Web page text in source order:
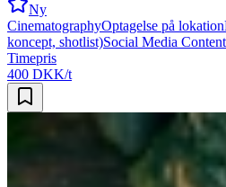
Ny
CinematographyOptagelse på lokation
koncept, shotlist)Social Media Content
Timepris
400 DKK/t